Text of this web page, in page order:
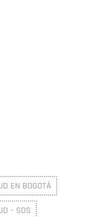
EN BOGOTÁ
- SDS